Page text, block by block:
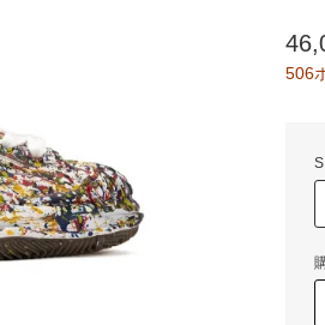
506